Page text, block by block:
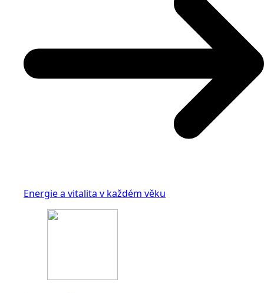
Energie a vitalita v každém věku